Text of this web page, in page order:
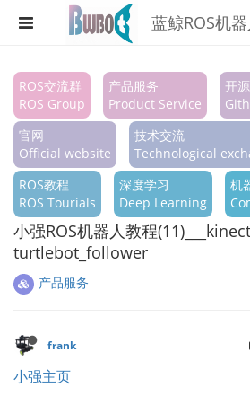
蓝鲸ROS机
Register
Login
Search
Categories
Tags
Popular
ROS交流群
ROS Group
产品服务
Product Service
开
官网
Official website
技术交流
Technological
ROS教程
ROS Tourials
深度学习
Deep Learning
机
小强ROS机器人教程
turtlebot_follower
产品服务
frank
小强主页